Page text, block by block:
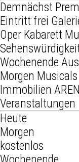
Demnächst
Eintritt frei
Oper Kabarett
Wochenende
Morgen Musicals
Immobilien
Veranstaltungen
Heute
Morgen
kostenlos